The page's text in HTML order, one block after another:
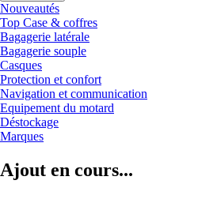
Nouveautés
Top Case & coffres
Bagagerie latérale
Bagagerie souple
Casques
Protection et confort
Navigation et communication
Equipement du motard
Déstockage
Marques
Ajout en cours...